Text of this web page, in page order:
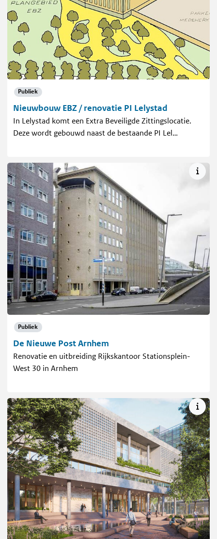
Nieuwbouw EBZ / renovatie PI Lelystad
Publiek
In Lelystad komt een Extra Beveiligde Zittingslocatie.
Deze wordt gebouwd naast de bestaande PI Lel…
De Nieuwe Post Arnhem
Publiek
Renovatie en uitbreiding Rijkskantoor Stationsplein-
West 30 in Arnhem